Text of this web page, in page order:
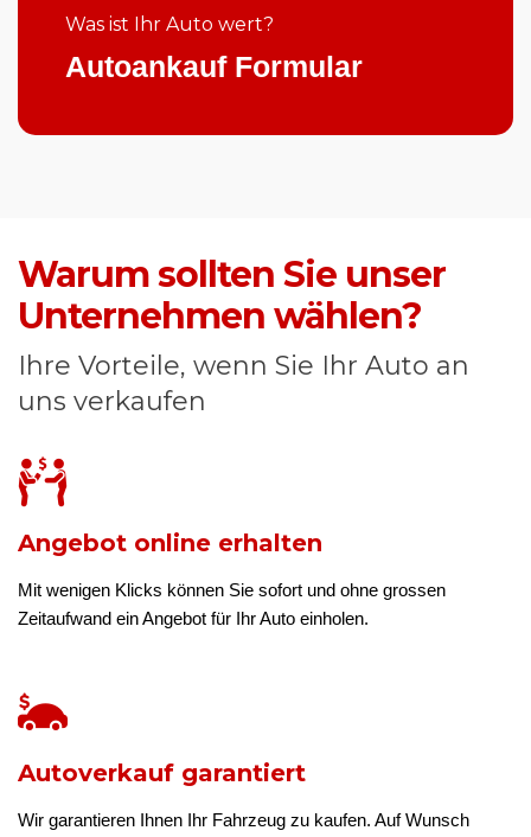
Was ist Ihr Auto wert?
Autoankauf Formular
Warum sollten Sie unser
Unternehmen wählen?
Ihre Vorteile, wenn Sie Ihr Auto an
uns verkaufen
Angebot online erhalten
Mit wenigen Klicks können Sie sofort und ohne grossen
Zeitaufwand ein Angebot für Ihr Auto einholen.
Autoverkauf garantiert
Wir garantieren Ihnen Ihr Fahrzeug zu kaufen. Auf Wunsch